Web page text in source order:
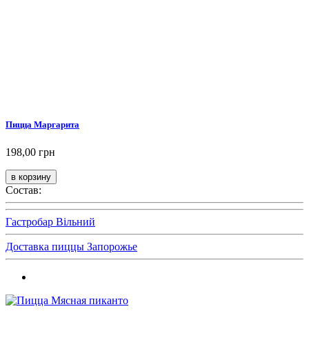
Пицца Маргарита
198,00 грн
Состав:
Гастробар Вільний
Доставка пиццы Запорожье